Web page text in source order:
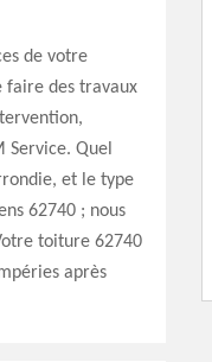
de votre
faire des travaux
Quel
et le type
62740 ; nous
toiture 62740
après